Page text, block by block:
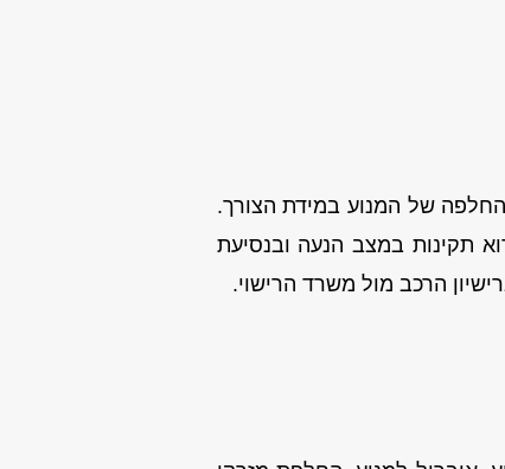
החלפה של המנוע במידת הצורך.
תקינות במצב הנעה ובנסיעת
הרכב מול משרד הרישוי.